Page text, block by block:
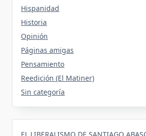
Hispanidad
Historia
Opinión
Páginas amigas
Pensamiento
Reedición (El Matiner)
Sin categoría
EL LIBERALISMO DE SANTIAGO